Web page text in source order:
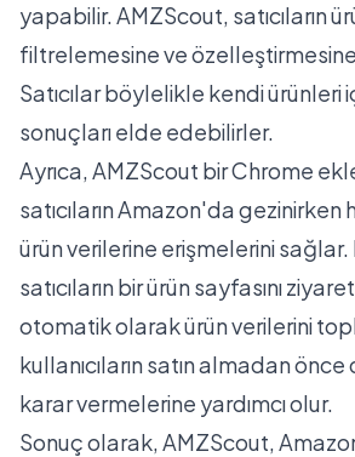
yapabilir. AMZScout, satıcıların
filtrelemesine ve
Satıcılar böylelikle kendi ürünleri
sonuçları elde edebilirler.
Ayrıca, AMZScout bir Chrome
satıcıların Amazon'da gezinirken
ürün verilerine erişmelerini sağlar.
satıcıların bir ürün sayfasını
otomatik olarak ürün verilerini
kullanıcıların satın almadan
karar vermelerine yardımcı olur.
Sonuç olarak, AMZScout, Amazon